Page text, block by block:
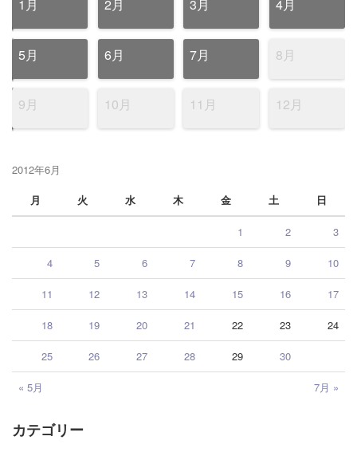
1月 2月 3月 4月
5月 6月 7月 8月
9月 10月 11月 12月
2012年6月
月
火 水 木 金 土 日
« 5月 7月 »
1 2 3
4 5 6 7 8 9 10
11 12 13 14 15 16 17
18 19 20 21 22 23 24
25 26 27 28 29 30
カテゴリー